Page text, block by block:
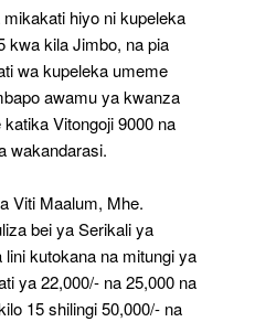
hiyo ni kupeleka
kwa kila Jimbo, na pia
wa kupeleka umeme
awamu ya kwanza
Vitongoji 9000 na
wakandarasi.
Viti Maalum, Mhe.
bei ya Serikali ya
kutokana na mitungi ya
ya 22,000/- na 25,000 na
15 shilingi 50,000/- na